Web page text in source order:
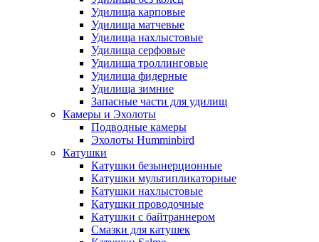
Удилища карповые
Удилища матчевые
Удилища нахлыстовые
Удилища серфовые
Удилища троллинговые
Удилища фидерные
Удилища зимние
Запасные части для удилищ
Камеры и Эхолоты
Подводные камеры
Эхолоты Humminbird
Катушки
Катушки безынерционные
Катушки мультипликаторные
Катушки нахлыстовые
Катушки проводочные
Катушки с байтраннером
Смазки для катушек